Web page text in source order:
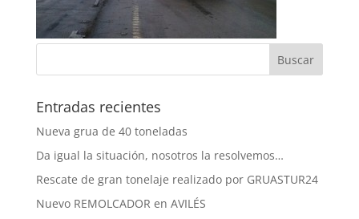
Entradas recientes
Nueva grua de 40 toneladas
Da igual la situación, nosotros la resolvemos…
Rescate de gran tonelaje realizado por GRUASTUR24
Nuevo REMOLCADOR en AVILÉS